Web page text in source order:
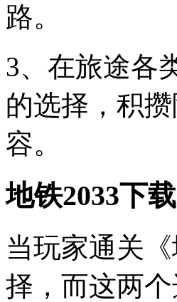
路。
3、在旅途各
的选择，积
容。
地铁2033下
当玩家通关
择，而这两